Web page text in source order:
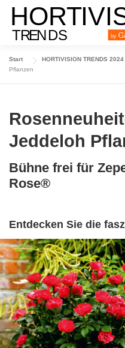
Zum
Inhalt
springen
DAS TRENDMAGAZIN
AUSGABE 2023
Start HORTIVISION TRENDS 2024
Pflanzen
Jeddeloh
Bühne frei für
Rose®
Entdecken Sie die